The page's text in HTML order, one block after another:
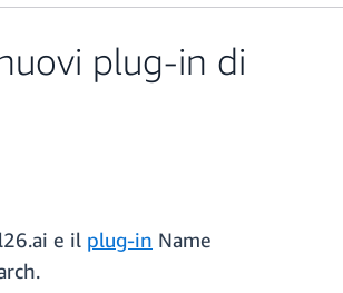
plug-in di
e il plug-in Name